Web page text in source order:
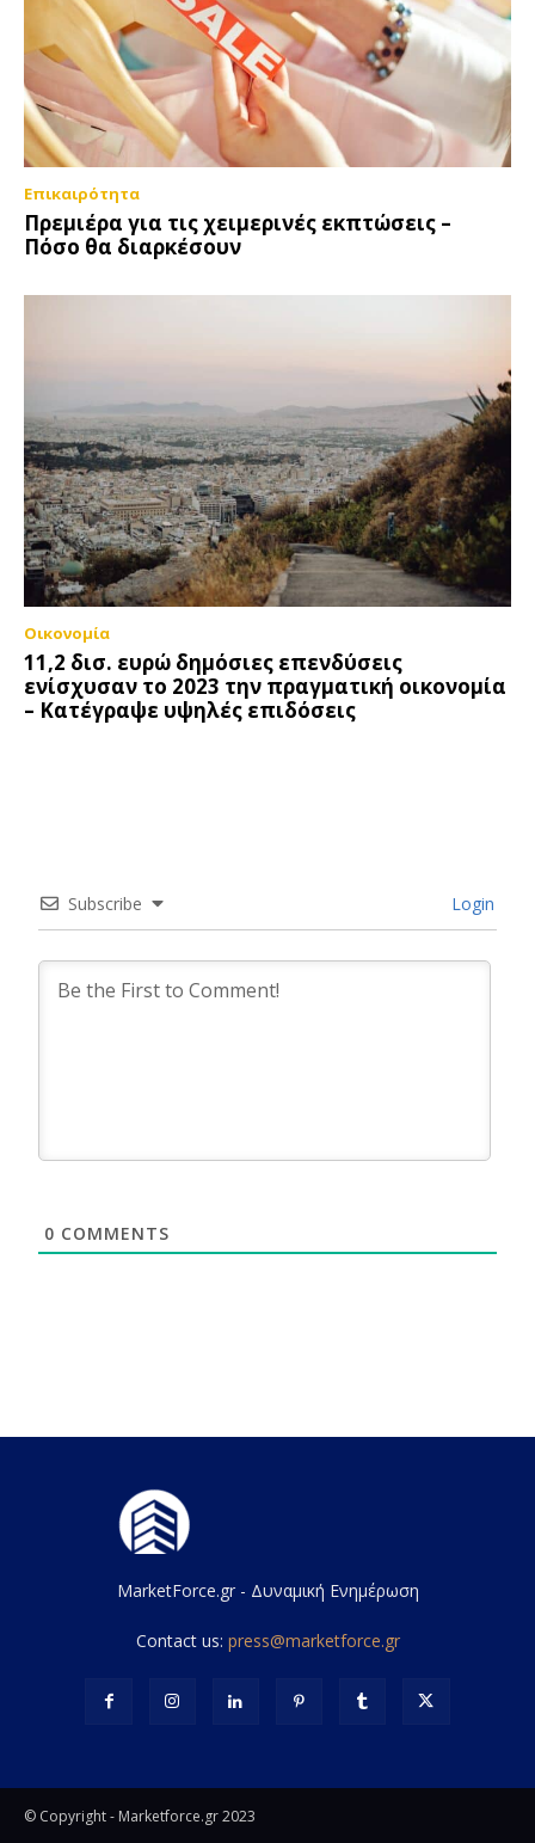
Επικαιρότητα
Πρεμιέρα για τις χειμερινές εκπτώσεις –
Πόσο θα διαρκέσουν
Οικονομία
11,2 δισ. ευρώ δημόσιες επενδύσεις
ενίσχυσαν το 2023 την πραγματική οικονομία
– Κατέγραψε υψηλές επιδόσεις
Subscribe Login
0 COMMENTS
MarketForce.gr - Δυναμική Ενημέρωση
Contact us: press@marketforce.gr
© Copyright - Marketforce.gr 2023